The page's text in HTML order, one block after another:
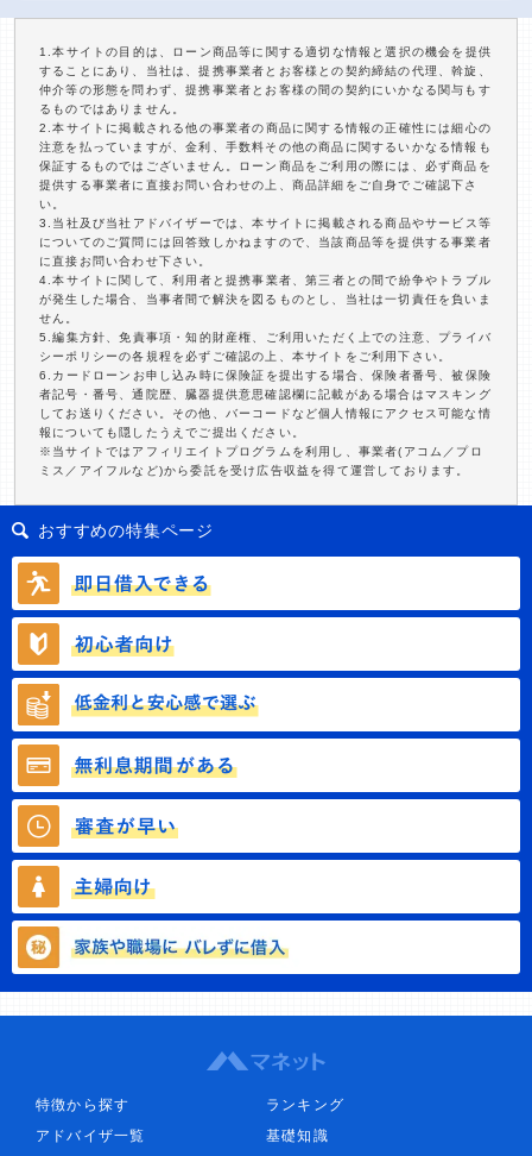
1.本サイトの目的は、ローン商品等に関する適切な情報と選択の機会を提供
することにあり、当社は、提携事業者とお客様との契約締結の代理、斡旋、
仲介等の形態を問わず、提携事業者とお客様の間の契約にいかなる関与もす
るものではありません。
2.本サイトに掲載される他の事業者の商品に関する情報の正確性には細心の
注意を払っていますが、金利、手数料その他の商品に関するいかなる情報も
保証するものではございません。ローン商品をご利用の際には、必ず商品を
提供する事業者に直接お問い合わせの上、商品詳細をご自身でご確認下さ
い。
3.当社及び当社アドバイザーでは、本サイトに掲載される商品やサービス等
についてのご質問には回答致しかねますので、当該商品等を提供する事業者
に直接お問い合わせ下さい。
4.本サイトに関して、利用者と提携事業者、第三者との間で紛争やトラブル
が発生した場合、当事者間で解決を図るものとし、当社は一切責任を負いま
せん。
5.編集方針、免責事項・知的財産権、ご利用いただく上での注意、プライバ
シーポリシーの各規程を必ずご確認の上、本サイトをご利用下さい。
6.カードローンお申し込み時に保険証を提出する場合、保険者番号、被保険
者記号・番号、通院歴、臓器提供意思確認欄に記載がある場合はマスキング
してお送りください。その他、バーコードなど個人情報にアクセス可能な情
報についても隠したうえでご提出ください。
※当サイトではアフィリエイトプログラムを利用し、事業者(アコム／プロ
ミス／アイフルなど)から委託を受け広告収益を得て運営しております。
おすすめの特集ページ
特徴から探す
ランキング
アドバイザ一覧
基礎知識